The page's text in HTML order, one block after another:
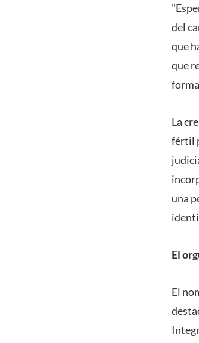
del
que
que
La
fértil
una
El
El